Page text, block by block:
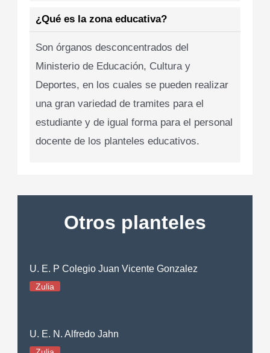
¿Qué es la zona educativa?
Son órganos desconcentrados del
Ministerio de Educación, Cultura y
Deportes, en los cuales se pueden realizar
una gran variedad de tramites para el
estudiante y de igual forma para el personal
docente de los planteles educativos.
Otros planteles
U. E. P Colegio Juan Vicente Gonzalez
Zulia
U. E. N. Alfredo Jahn